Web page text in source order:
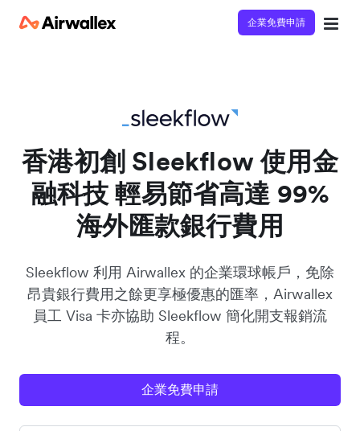
企業免費申請
香港初創 Sleekflow 使用金
融科技 輕易節省高達 99%
海外匯款銀行費用
Sleekflow 利用 Airwallex 的企業環球帳戶，免除
昂貴銀行費用之餘更享極優惠的匯率，Airwallex
員工 Visa 卡亦協助 Sleekflow 簡化開支報銷流
程。
企業免費申請
請填寫資料以觀體驗短片：